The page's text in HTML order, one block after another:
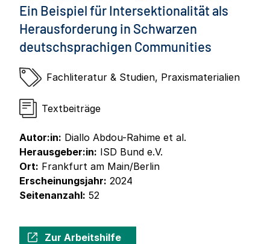
Ein Beispiel für Intersektionalität als
Herausforderung in Schwarzen
deutschsprachigen Communities
Fachliteratur & Studien, Praxismaterialien
Textbeiträge
Autor:in: Diallo Abdou-Rahime et al.
Herausgeber:in: ISD Bund e.V.
Ort: Frankfurt am Main/Berlin
Erscheinungsjahr: 2024
Seitenanzahl: 52
Zur Arbeitshilfe